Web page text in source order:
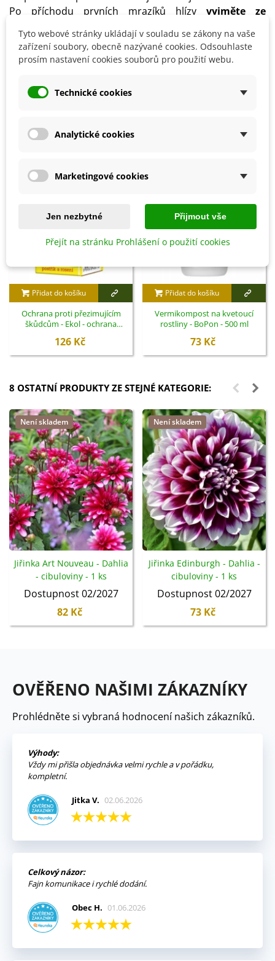
Po příchodu prvních mrazíků hlízy vyjměte ze
suchém a vzdušném místě s teplotou 5–8 °C .
Detaily produktu
Přidat do košíku
Ochrana proti přezimujícím
škůdcům - Ekol - ochrana
126 Kč
Přidat do košíku
Vermikompost na kvetoucí
rostliny - BoPon - 500 ml
73 Kč
8 OSTATNÍ PRODUKTY ZE STEJNÉ KATEGORIE:
Není skladem
Jiřinka Art Nouveau - Dahlia
- cibuloviny - 1 ks
Dostupnost 02/2027
82 Kč
Není skladem
Jiřinka Edinburgh - Dahlia -
cibuloviny - 1 ks
Dostupnost 02/2027
73 Kč
OVĚŘENO NAŠIMI ZÁKAZNÍKY
Prohlédněte si vybraná hodnocení našich zákazníků.
Výhody:
Vždy mi přišla objednávka velmi rychle a v pořádku,
kompletní.
Jitka V. 02.06.2026
Celkový názor:
Fajn komunikace i rychlé dodání.
Obec H. 01.06.2026
Tyto webové stránky ukládají v souladu se zákony na vaše
zařízení soubory, obecně nazývané cookies. Odsouhlaste
prosím nastavení cookies souborů pro použití webu.
Technické cookies
Analytické cookies
Marketingové cookies
Jen nezbytné Přijmout vše
Přejít na stránku Prohlášení o použití cookies